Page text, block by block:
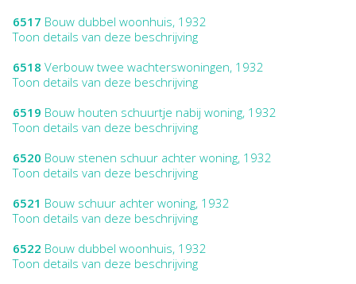
6517 Bouw dubbel woonhuis, 1932
Toon details van deze beschrijving
6518 Verbouw twee wachterswoningen, 1932
Toon details van deze beschrijving
6519 Bouw houten schuurtje nabij woning, 1932
Toon details van deze beschrijving
6520 Bouw stenen schuur achter woning, 1932
Toon details van deze beschrijving
6521 Bouw schuur achter woning, 1932
Toon details van deze beschrijving
6522 Bouw dubbel woonhuis, 1932
Toon details van deze beschrijving